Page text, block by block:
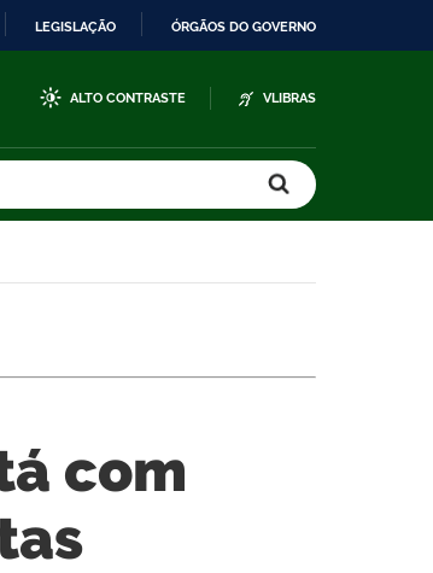
LEGISLAÇÃO ÓRGÃOS DO GOVERNO
ALTO CONTRASTE VLIBRAS
com